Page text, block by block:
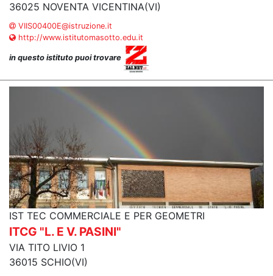
36025 NOVENTA VICENTINA(VI)
VIIS00400E@istruzione.it
http://www.istitutomasotto.edu.it
in questo istituto puoi trovare
IST TEC COMMERCIALE E PER GEOMETRI
ITCG "L. E V. PASINI"
VIA TITO LIVIO 1
36015 SCHIO(VI)